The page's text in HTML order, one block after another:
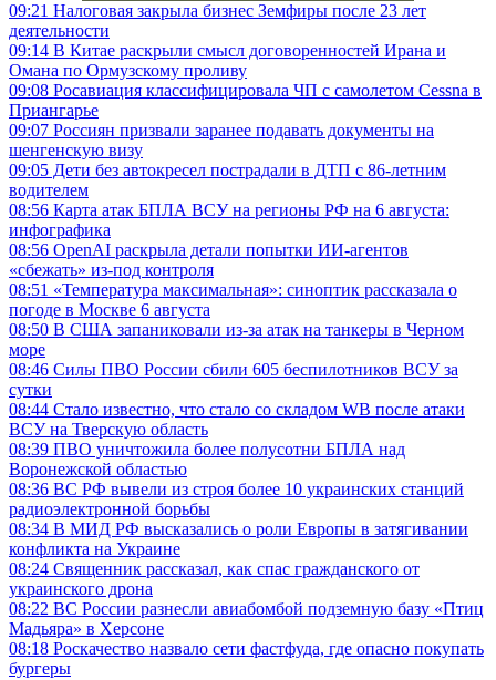
09:21 Налоговая закрыла бизнес Земфиры после 23 лет
деятельности
09:14 В Китае раскрыли смысл договоренностей Ирана и
Омана по Ормузскому проливу
09:08 Росавиация классифицировала ЧП с самолетом Cessna в
Приангарье
09:07 Россиян призвали заранее подавать документы на
шенгенскую визу
09:05 Дети без автокресел пострадали в ДТП с 86-летним
водителем
08:56 Карта атак БПЛА ВСУ на регионы РФ на 6 августа:
инфографика
08:56 OpenAI раскрыла детали попытки ИИ-агентов
«сбежать» из-под контроля
08:51 «Температура максимальная»: синоптик рассказала о
погоде в Москве 6 августа
08:50 В США запаниковали из-за атак на танкеры в Черном
море
08:46 Силы ПВО России сбили 605 беспилотников ВСУ за
сутки
08:44 Стало известно, что стало со складом WB после атаки
ВСУ на Тверскую область
08:39 ПВО уничтожила более полусотни БПЛА над
Воронежской областью
08:36 ВС РФ вывели из строя более 10 украинских станций
радиоэлектронной борьбы
08:34 В МИД РФ высказались о роли Европы в затягивании
конфликта на Украине
08:24 Священник рассказал, как спас гражданского от
украинского дрона
08:22 ВС России разнесли авиабомбой подземную базу «Птиц
Мадьяра» в Херсоне
08:18 Роскачество назвало сети фастфуда, где опасно покупать
бургеры